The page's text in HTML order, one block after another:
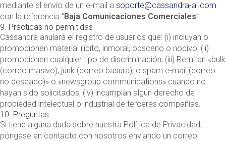
mediante el envío de un e-mail a soporte@cassandra-ai.com
con la referencia “Baja Comunicaciones Comerciales”.
9. Prácticas no permitidas
Cassandra anulará el registro de usuarios que: (i) incluyan o
promocionen material ilícito, inmoral, obsceno o nocivo; (ii)
promocionen cualquier tipo de discriminación; (iii) Remitan «bulk
(correo masivo), junk (correo basura), o spam e-mail (correo
no deseado)» o «newsgroup communications» cuando no
hayan sido solicitados; (iv) incumplan algún derecho de
propiedad intelectual o industrial de terceras compañías.
10. Preguntas
Si tiene alguna duda sobre nuestra Política de Privacidad,
póngase en contacto con nosotros enviando un correo